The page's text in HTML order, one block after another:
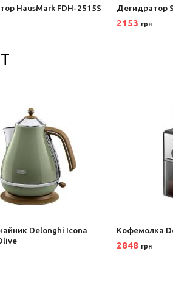
HausMark FDH-2515S Дегидратор
2153 грн
Delonghi Icona
Кофемолка
2848 грн